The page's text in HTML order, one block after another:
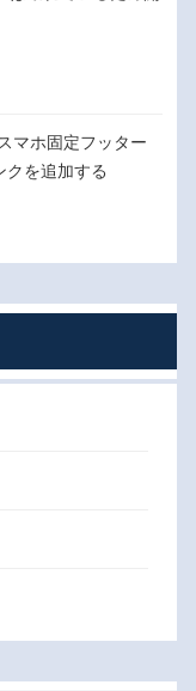
マホ固定フッター
クを追加する